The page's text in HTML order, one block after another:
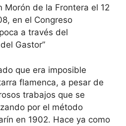
Morón de la Frontera el 12
en el Congreso
a través del
Gastor”
que era imposible
flamenca, a pesar de
trabajos que se
por el método
en 1902. Hace ya como